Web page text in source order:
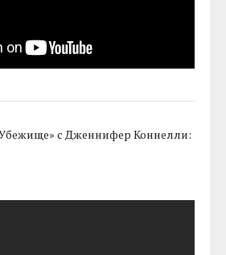
с Дженнифер Коннелли: